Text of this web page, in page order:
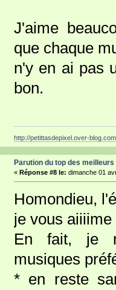
J'aime
que chaque
n'y en ai pas
bon.
http://petittasdepixel.over-
Parution du top des
« Réponse #8 le: dimanche 01
Homondieu,
je vous
En fait, je
musiques
* en reste